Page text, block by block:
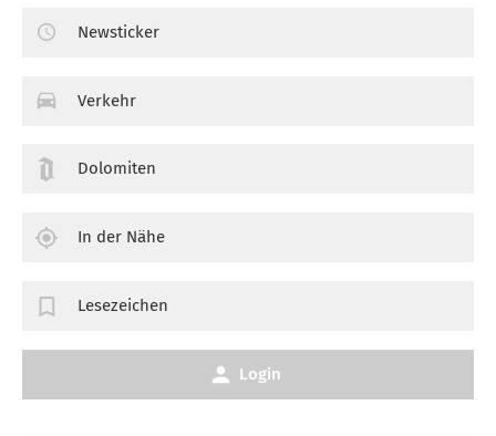
Newsticker
Verkehr
Dolomiten
In der Nähe
Lesezeichen
Login